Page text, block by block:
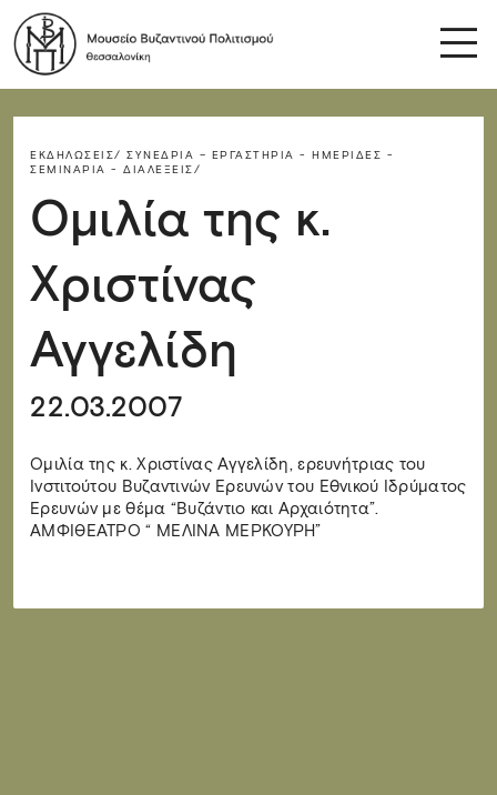
ΕΚΔΗΛΏΣΕΙΣ/ ΣΥΝΈΔΡΙΑ – ΕΡΓΑΣΤΉΡΙΑ - ΗΜΕΡΊΔΕΣ -
ΣΕΜΙΝΆΡΙΑ - ΔΙΑΛΈΞΕΙΣ/
Ομιλία της κ.
Χριστίνας
Αγγελίδη
22.03.2007
Ομιλία της κ. Χριστίνας Αγγελίδη, ερευνήτριας του
Ινστιτούτου Βυζαντινών Ερευνών του Εθνικού Ιδρύματος
Ερευνών με θέμα “Βυζάντιο και Αρχαιότητα”.
ΑΜΦΙΘΕΑΤΡΟ “ ΜΕΛΙΝΑ ΜΕΡΚΟΥΡΗ”